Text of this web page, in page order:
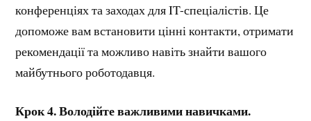
конференціях та заходах для IT-спеціалістів. Це
допоможе вам встановити цінні контакти, отримати
рекомендації та можливо навіть знайти вашого
майбутнього роботодавця.
Крок 4. Володійте важливими навичками.